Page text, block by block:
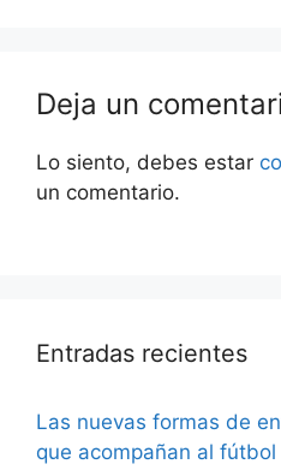
Deja un
Lo siento, debes estar
un comentario.
Entradas recientes
Las nuevas formas de
que acompañan al